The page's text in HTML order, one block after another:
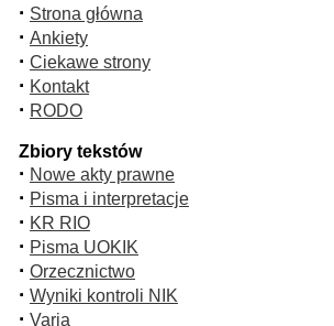
· Strona główna
· Ankiety
· Ciekawe strony
· Kontakt
· RODO
Zbiory tekstów
· Nowe akty prawne
· Pisma i interpretacje
· KR RIO
· Pisma UOKIK
· Orzecznictwo
· Wyniki kontroli NIK
· Varia